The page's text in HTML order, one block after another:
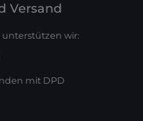
Versand
wir:
mit DPD